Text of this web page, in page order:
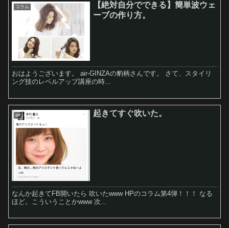
コラム
【絶対自分でできる】簡単波ウェ
ーブの作り方。
おはようございます。 air-GINZAの豹柄さんです。 さて、スタイリ
ング技のレベルアップ講座の時...
air 起きてすぐ吹いた。
なんか起きてFB開いたら 吹いたwww HPのコラム第4弾！！！ なる
ほど。こういうことかwww 次...